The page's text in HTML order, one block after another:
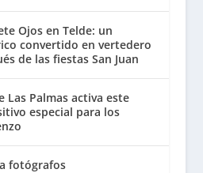
Ojos en Telde: un
convertido en vertedero
de las fiestas San Juan
Las Palmas activa este
especial para los
fotógrafos